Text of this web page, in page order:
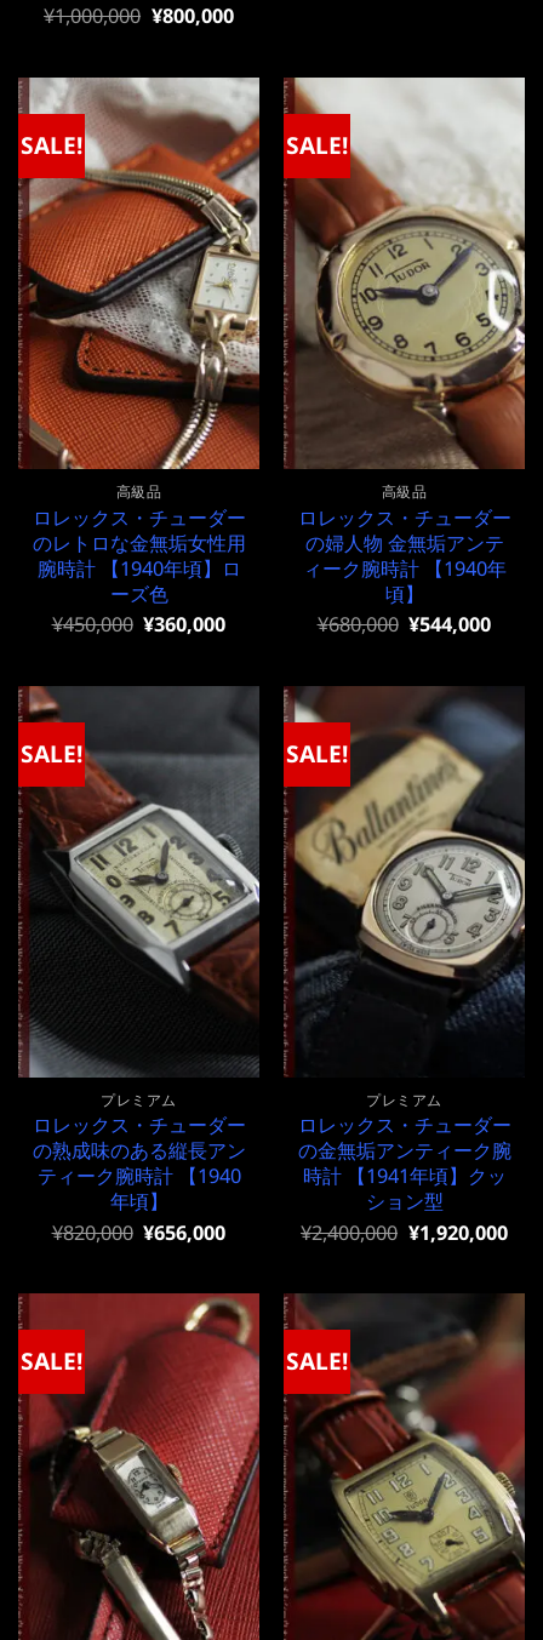
元
格
は
¥1,000,000
で
し
¥1,000,000 現
価
格
は
¥1,000,000
で
す。
¥800,000
SALE!
高級品
ロレックス・チューダー
のレトロな金無垢女性用
腕時計 【1940年頃】ロ
ーズ色
元
格
は
¥450,000
で
し
た。
¥450,000 現
価
で
す。
¥360,000
SALE!
高級品
ロレックス・チューダー
の婦人物 金無垢アンテ
ィーク腕時計 【1940年
頃】
元
格
は
¥680,000
で
し
た。
¥680,000 現
価
は
¥680,000
で
す。
¥544,000
SALE!
プレミアム
ロレックス・チューダー
の熟成味のある縦長アン
ティーク腕時計 【1940
年頃】
元
格
¥820,000
で
し
た。
¥820,000 現
価
は
¥820,000
¥656,000
SALE!
プレミアム
ロレックス・チューダー
の金無垢アンティーク腕
時計 【1941年頃】クッ
ション型
元
格
は
¥2,400,000
で
し
¥2,400,000 現
価
¥2,400,000
で
す。
¥1,920,000
SALE! SALE!